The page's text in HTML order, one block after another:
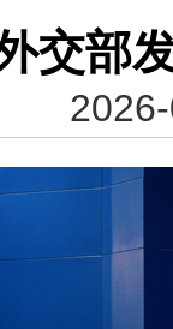
交部